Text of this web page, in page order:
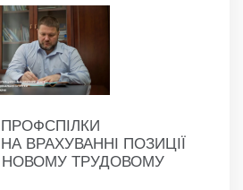
ВРАХУВАННІ ПОЗИЦІЇ
НОВОМУ ТРУДОВОМУ